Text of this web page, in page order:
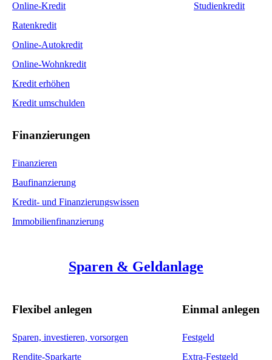
Online-Kredit
Ratenkredit
Online-Autokredit
Online-Wohnkredit
Kredit erhöhen
Kredit umschulden
Studienkredit
Finanzierungen
Finanzieren
Baufinanzierung
Kredit- und Finanzierungswissen
Immobilienfinanzierung
Sparen & Geldanlage
Flexibel anlegen
Sparen, investieren, vorsorgen
Rendite-Sparkarte
Einmal anlegen
Festgeld
Extra-Festgeld